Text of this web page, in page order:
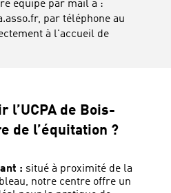
équipe par mail à :
par téléphone au
à l'accueil de
l’UCPA de Bois-
de l’équitation ?
: situé à proximité de la
notre centre offre un